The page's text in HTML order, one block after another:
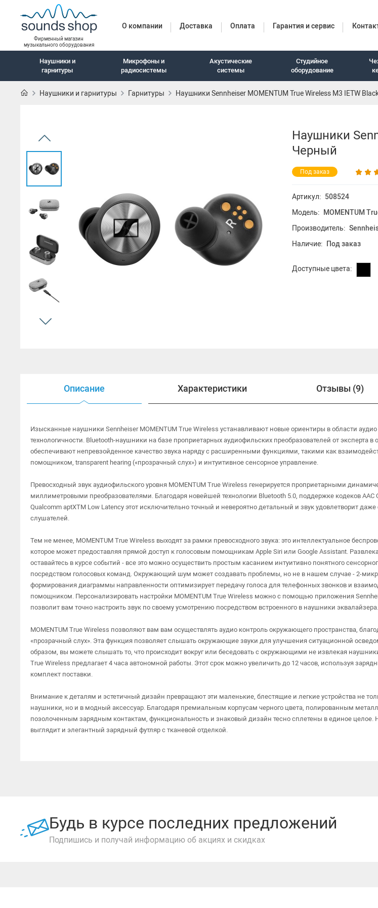
Фирменный магазин
музыкального оборудования
О компании Доставка Оплата Гарантия и сервис
Наушники и
гарнитуры
Микрофоны и
радиосистемы
Акустические
системы
Студийное
оборудование
Внутриканальные наушники
Закрытые наушники
Открытые наушники
Наушники HI-FI
Наушники и гарнитуры Гарнитуры Наушники Sennheiser MOMENTUM True Wireless M3 IETW
Наушники
Черный
Под заказ
Артикул: 508524
Модель: MOMENTUM
Производитель:
Наличие: Под заказ
Доступные цвета:
Описание Характеристики Отзывы (9)
Изысканные наушники Sennheiser MOMENTUM True Wireless устанавливают новые ориентиры в области
технологичности. Bluetooth-наушники на базе проприетарных аудиофильских преобразователей от эксперта в
обеспечивают непревзойденное качество звука наряду с расширенными функциями, такими как
помощником, transparent hearing («прозрачный слух») и интуитивное сенсорное управление.
Превосходный звук аудиофильского уровня MOMENTUM True Wireless генерируется проприетарными
миллиметровыми преобразователями. Благодаря новейшей технологии Bluetooth 5.0, поддержке кодеков AAC
Qualcomm aptXTM Low Latency этот исключительно точный и невероятно детальный и звук удовлетворит
слушателей.
Тем не менее, MOMENTUM True Wireless выходят за рамки превосходного звука: это интеллектуальное
которое может предоставляя прямой доступ к голосовым помощникам Apple Siri или Google Assistant.
оставайтесь в курсе событий - все это можно осуществить простым касанием интуитивно понятного
посредством голосовых команд. Окружающий шум может создавать проблемы, но не в нашем случае - 2-
формирования диаграммы направленности оптимизирует передачу голоса для телефонных звонков и
помощником. Персонализировать настройки MOMENTUM True Wireless можно с помощью приложения
позволит вам точно настроить звук по своему усмотрению посредством встроенного в наушники эквалайзера.
MOMENTUM True Wireless позволяют вам вам осуществлять аудио контроль окружающего пространства,
«прозрачный слух». Эта функция позволяет слышать окружающие звуки для улучшения ситуационной
образом, вы можете слышать то, что происходит вокруг или беседовать с окружающими не извлекая
True Wireless предлагает 4 часа автономной работы. Этот срок можно увеличить до 12 часов, используя
комплект поставки.
Внимание к деталям и эстетичный дизайн превращают эти маленькие, блестящие и легкие устройства не
наушники, но и в модный аксессуар. Благодаря премиальным корпусам черного цвета, полированным
позолоченным зарядным контактам, функциональность и знаковый дизайн тесно сплетены в единое целое.
выглядит и элегантный зарядный футляр с тканевой отделкой.
Будь в курсе последних предложений
Подпишись и получай информацию об акциях и скидках